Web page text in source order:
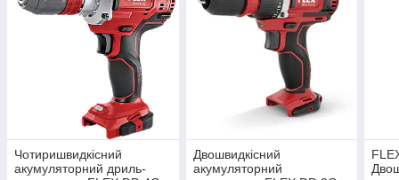
Чотиришвидкісний
акумуляторний дриль-
Двошвидкісний
акумуляторний